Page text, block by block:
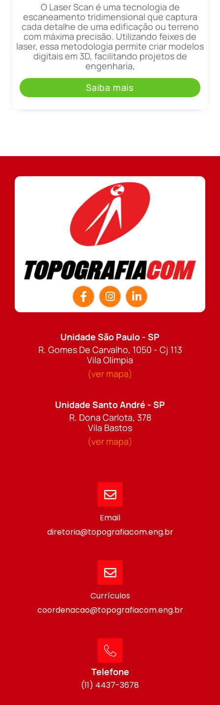
O Laser Scan é uma tecnologia de
escaneamento tridimensional que captura
cada detalhe de uma edificação ou terreno
com máxima precisão. Utilizando feixes de
laser, essa metodologia permite criar modelos
digitais em 3D, facilitando projetos de
engenharia,
Saiba mais
Unidade São Paulo - SP
R. Gomes De Carvalho, 1050 - Cj 113
Vila Olímpia
(ver mapa)
Unidade Santo André - SP
R. Dona Carlota, 378
Vila Bastos
(ver mapa)
Email
diretoria@topografiacom.eng.br
Currículos
coordenacao@topografiacom.eng.br
Telefone
(11) 4437-3678